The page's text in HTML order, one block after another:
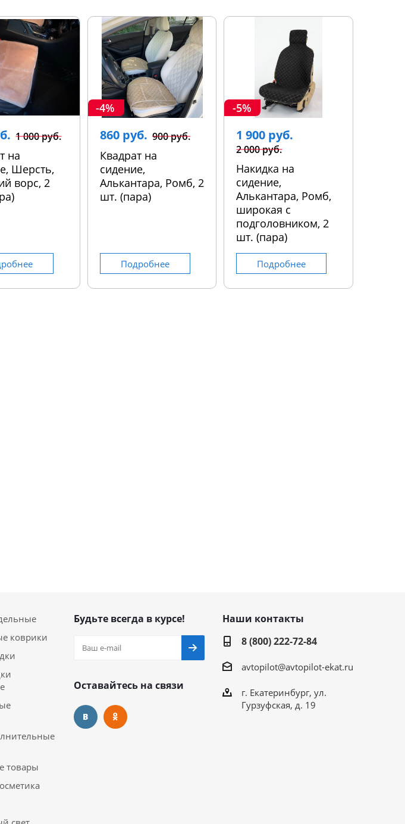
1 000 руб.
на
Шерсть,
ворс, 2
-4%
860 руб. 900 руб.
Квадрат на
сидение,
Алькантара, Ромб, 2
шт. (пара)
Подробнее
-5%
1 900 руб.
2 000 руб.
Накидка на
сидение,
Алькантара, Ромб,
широкая с
подголовником, 2
шт. (пара)
Подробнее
коврики
товары
Будьте всегда в курсе!
Оставайтесь на связи
Наши контакты
8 (800) 222-72-84
avtopilot@avtopilot-ekat.ru
г. Екатеринбург, ул.
Гурзуфская, д. 19